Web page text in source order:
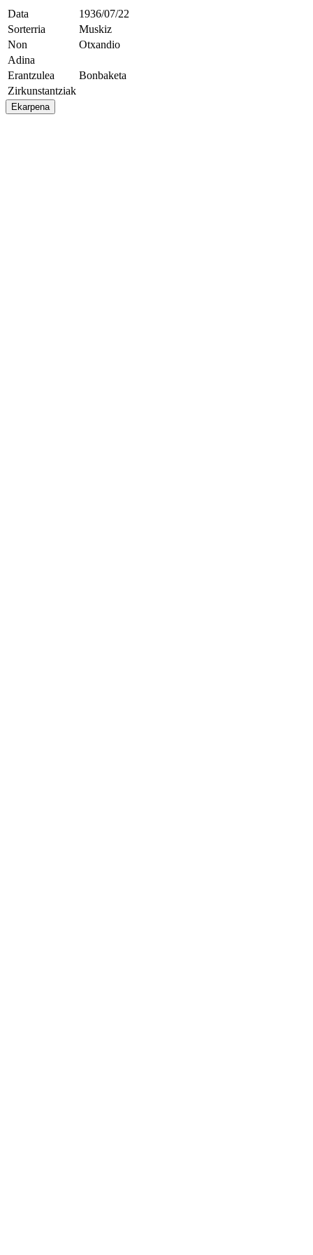
Data
1936/07/22
Sorterria
Muskiz
Non
Otxandio
Adina
Erantzulea
Bonbaketa
Zirkunstantziak